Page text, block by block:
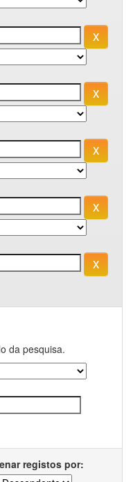
da pesquisa.
registos por: